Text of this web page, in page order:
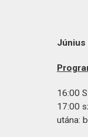
Június
16:00
17:00
utána: